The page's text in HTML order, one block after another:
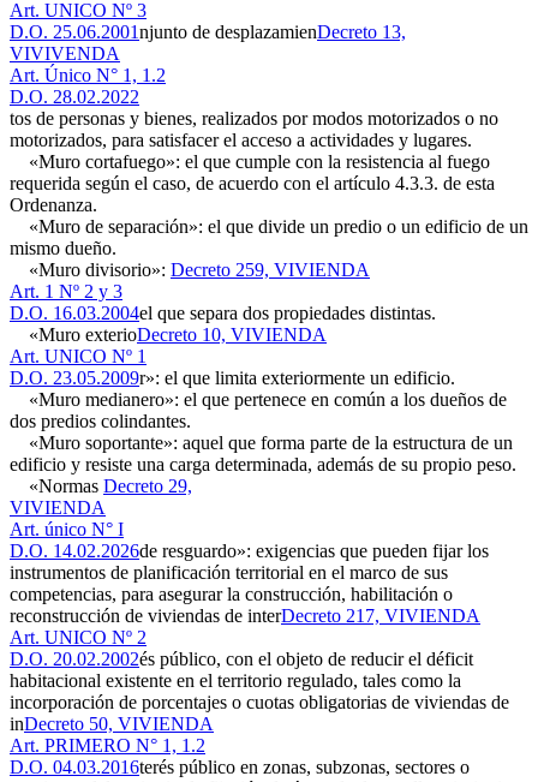
Art. UNICO Nº 3
D.O. 25.06.2001njunto de desplazamienDecreto 13,
VIVIVENDA
Art. Único N° 1, 1.2
D.O. 28.02.2022
tos de personas y bienes, realizados por modos motorizados o no
motorizados, para satisfacer el acceso a actividades y lugares.
«Muro cortafuego»: el que cumple con la resistencia al fuego
requerida según el caso, de acuerdo con el artículo 4.3.3. de esta
Ordenanza.
«Muro de separación»: el que divide un predio o un edificio de un
mismo dueño.
«Muro divisorio»: Decreto 259, VIVIENDA
Art. 1 Nº 2 y 3
D.O. 16.03.2004el que separa dos propiedades distintas.
«Muro exterioDecreto 10, VIVIENDA
Art. UNICO Nº 1
D.O. 23.05.2009r»: el que limita exteriormente un edificio.
«Muro medianero»: el que pertenece en común a los dueños de
dos predios colindantes.
«Muro soportante»: aquel que forma parte de la estructura de un
edificio y resiste una carga determinada, además de su propio peso.
«Normas Decreto 29,
VIVIENDA
Art. único N° I
D.O. 14.02.2026de resguardo»: exigencias que pueden fijar los
instrumentos de planificación territorial en el marco de sus
competencias, para asegurar la construcción, habilitación o
reconstrucción de viviendas de interDecreto 217, VIVIENDA
Art. UNICO Nº 2
D.O. 20.02.2002és público, con el objeto de reducir el déficit
habitacional existente en el territorio regulado, tales como la
incorporación de porcentajes o cuotas obligatorias de viviendas de
inDecreto 50, VIVIENDA
Art. PRIMERO N° 1, 1.2
D.O. 04.03.2016terés público en zonas, subzonas, sectores o